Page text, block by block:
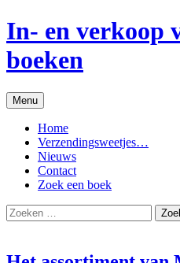
Ga
naar
de
inhoud
In- en verkoop
boeken
Menu
Home
Verzendingsweetjes…
Nieuws
Contact
Zoek een boek
Zoeken
naar: